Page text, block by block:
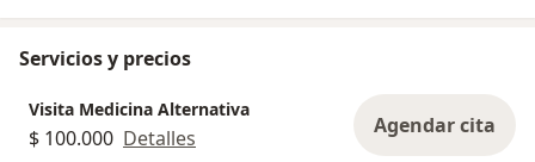
enfocado en el apoyo al manejo del estrés, la
hábitos que favorecen la estabilidad y la calidad
de vida.
Servicios y precios
Visita Medicina Alternativa
$ 100.000 Detalles Agendar cita